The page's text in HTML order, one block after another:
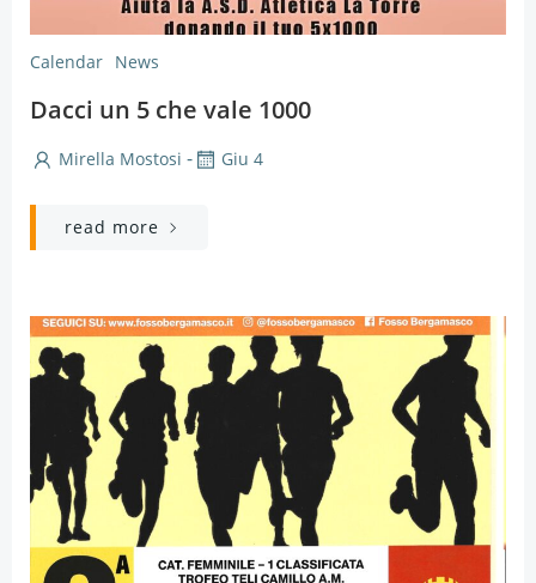
Calendar News
Dacci un 5 che vale 1000
Mirella Mostosi - Giu 4
read more